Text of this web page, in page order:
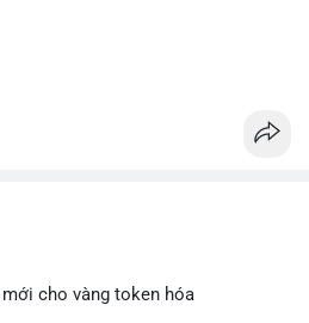
cho vàng token hóa